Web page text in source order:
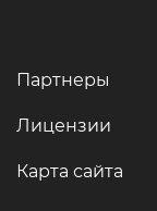
Партнеры
Лицензии
Карта сайта